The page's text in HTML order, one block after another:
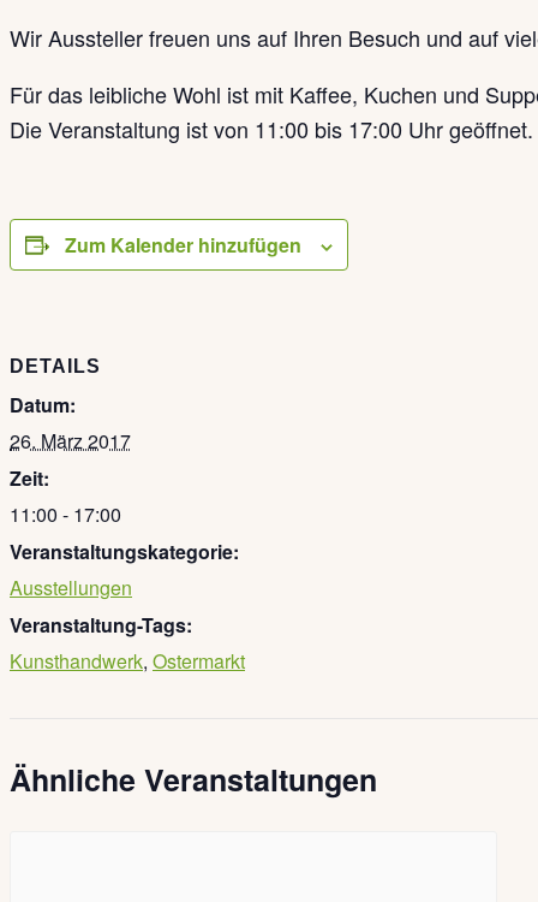
Wir Aussteller freuen uns auf Ihren Besuch und auf
Für das leibliche Wohl ist mit Kaffee, Kuchen und
Die Veranstaltung ist von 11:00 bis 17:00 Uhr
Zum Kalender hinzufügen
DETAILS
Datum:
26. März 2017
Zeit:
11:00 - 17:00
Veranstaltungskategorie:
Ausstellungen
Veranstaltung-Tags:
Kunsthandwerk, Ostermarkt
Ähnliche Veranstaltungen